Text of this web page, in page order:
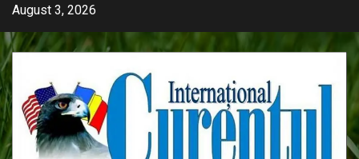
Skip
content
August 3, 2026